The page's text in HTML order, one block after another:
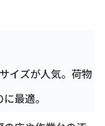
イズが人気。荷物
最適。